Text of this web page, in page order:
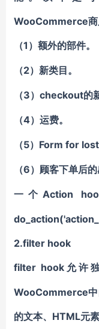
WooCommerce商
（1） 额外的部件。
（2） 新类目。
（3）checkout的
（4） 运费。
（5）Form for lost
（6） 顾客下单后的
一个Action
2.filter hook
filter hook允许
WooCommerce中
的文本、HTML元素